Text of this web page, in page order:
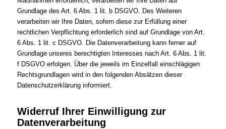
Grundlage des Art. 6 Abs. 1 lit. b DSGVO. Des Weiteren
verarbeiten wir Ihre Daten, sofern diese zur Erfüllung einer
rechtlichen Verpflichtung erforderlich sind auf Grundlage von Art.
6 Abs. 1 lit. c DSGVO. Die Datenverarbeitung kann ferner auf
Grundlage unseres berechtigten Interesses nach Art. 6 Abs. 1 lit.
f DSGVO erfolgen. Über die jeweils im Einzelfall einschlägigen
Rechtsgrundlagen wird in den folgenden Absätzen dieser
Datenschutzerklärung informiert.
Widerruf Ihrer Einwilligung zur
Datenverarbeitung